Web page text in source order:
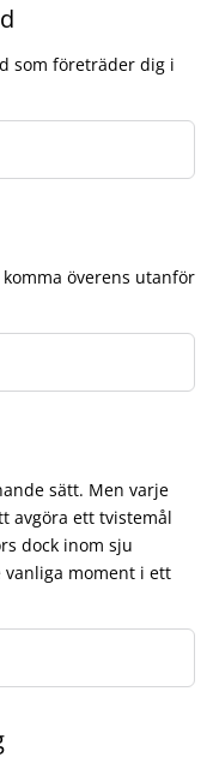
som företräder dig i
överens utanför
sätt. Men varje
avgöra ett tvistemål
dock inom sju
moment i ett